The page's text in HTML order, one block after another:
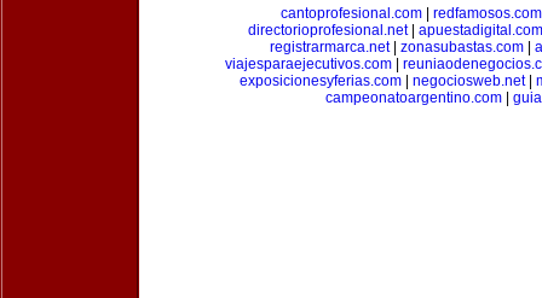
cantoprofesional.com
redfamosos.com
directorioprofesional.net| apuestadigital.com
registrarmarca.net| zonasubastas.com|
viajesparaejecutivos.com|
exposicionesyferias.com
negociosweb.net|
campeonatoargentino.com|